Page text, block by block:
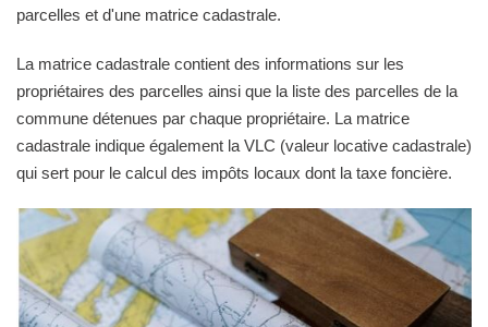
parcelles et d'une matrice cadastrale.
La matrice cadastrale contient des informations sur les
propriétaires des parcelles ainsi que la liste des parcelles de la
commune détenues par chaque propriétaire. La matrice
cadastrale indique également la VLC (valeur locative cadastrale)
qui sert pour le calcul des impôts locaux dont la taxe foncière.